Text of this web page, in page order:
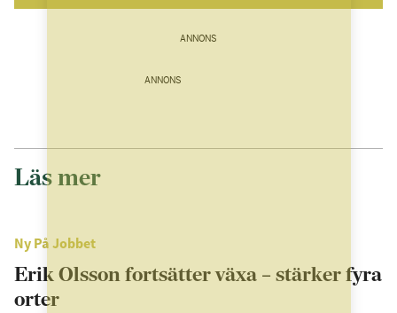
ANNONS
ANNONS
Läs mer
Ny På Jobbet
Erik Olsson fortsätter växa – stärker fyra
orter